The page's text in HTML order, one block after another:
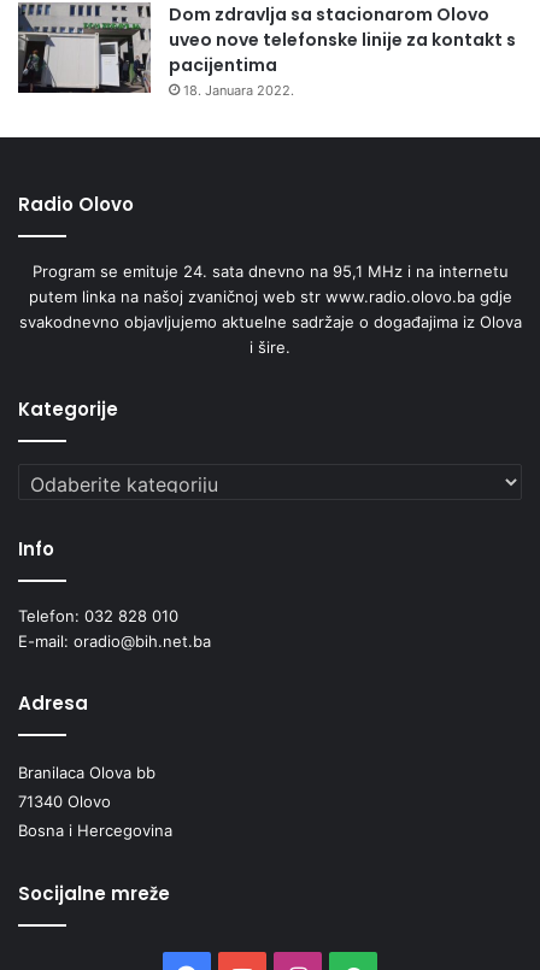
Dom zdravlja sa stacionarom Olovo
uveo nove telefonske linije za kontakt s
pacijentima
18. Januara 2022.
Radio Olovo
Program se emituje 24. sata dnevno na 95,1 MHz i na internetu
putem linka na našoj zvaničnoj web str www.radio.olovo.ba gdje
svakodnevno objavljujemo aktuelne sadržaje o događajima iz Olova
i šire.
Kategorije
Kategorije
Info
Telefon: 032 828 010
E-mail: oradio@bih.net.ba
Adresa
Branilaca Olova bb
71340 Olovo
Bosna i Hercegovina
Socijalne mreže